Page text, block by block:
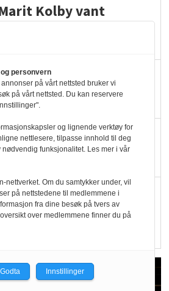
Kolby vant
Norge sin
enklere å velge
i butikkhylla
sliter
å få tak i nok melk
Økokundene
klare! Er markedet
personvern
på vårt nettsted bruker vi
på vårt nettsted. Du kan reservere
og lignende verktøy for
nettlesere, tilpasse innhold til deg
funksjonalitet. Les mer i vår
nettverket. Om du samtykker under, vil
på nettstedene til medlemmene i
fra dine besøk på tvers av
over medlemmene finner du på
Godta Innstillinger